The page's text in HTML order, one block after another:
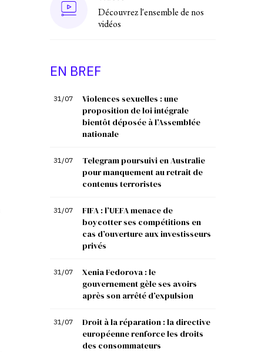
Découvrez l'ensemble de nos
vidéos
EN BREF
31/07
Violences sexuelles : une
proposition de loi intégrale
bientôt déposée à l’Assemblée
nationale
31/07
Telegram poursuivi en Australie
pour manquement au retrait de
contenus terroristes
31/07
FIFA : l’UEFA menace de
boycotter ses compétitions en
cas d’ouverture aux investisseurs
privés
31/07
Xenia Fedorova : le
gouvernement gèle ses avoirs
après son arrêté d’expulsion
31/07
Droit à la réparation : la directive
européenne renforce les droits
des consommateurs